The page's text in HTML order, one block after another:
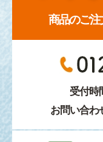
商品のご
受付時
お問い合わ